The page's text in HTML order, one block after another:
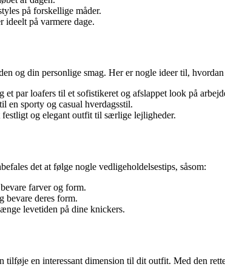
på forskellige måder.
på varmere dage.
og din personlige smag. Her er nogle ideer til,
par loafers til et sofistikeret og afslappet look på
en sporty og casual hverdagsstil.
og elegant outfit til særlige lejligheder.
det at følge nogle vedligeholdelsestips, såsom:
farver og form.
bevare deres form.
levetiden på dine knickers.
en interessant dimension til dit outfit. Med den